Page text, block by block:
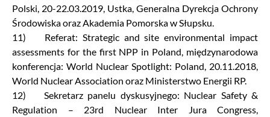
Polski, 20-22.03.2019, Ustka, Generalna Dyrekcja Ochrony
Środowiska oraz Akademia Pomorska w Słupsku.
11) Referat: Strategic and site environmental impact
assessments for the first NPP in Poland, międzynarodowa
konferencja: World Nuclear Spotlight: Poland, 20.11.2018,
World Nuclear Association oraz Ministerstwo Energii RP.
12) Sekretarz panelu dyskusyjnego: Nuclear Safety &
Regulation – 23rd Nuclear Inter Jura Congress,